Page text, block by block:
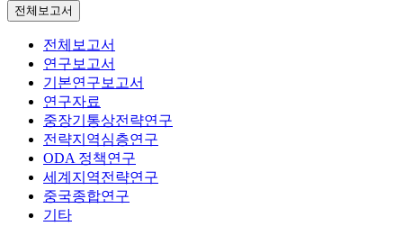
전체보고서
전체보고서
연구보고서
기본연구보고서
연구자료
중장기통상전략연구
전략지역심층연구
ODA 정책연구
세계지역전략연구
중국종합연구
기타